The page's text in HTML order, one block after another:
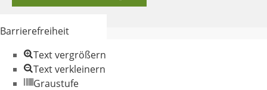
Barrierefreiheit
Text vergrößern
Text verkleinern
Graustufe